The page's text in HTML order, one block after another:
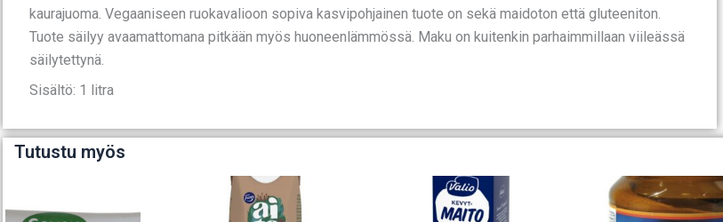
kaurajuoma. Vegaaniseen ruokavalioon sopiva kasvipohjainen tuote on sekä maidoton että gluteeniton.
Tuote säilyy avaamattomana pitkään myös huoneenlämmössä. Maku on kuitenkin parhaimmillaan viileässä
säilytettynä.
Sisältö: 1 litra
Tutustu myös